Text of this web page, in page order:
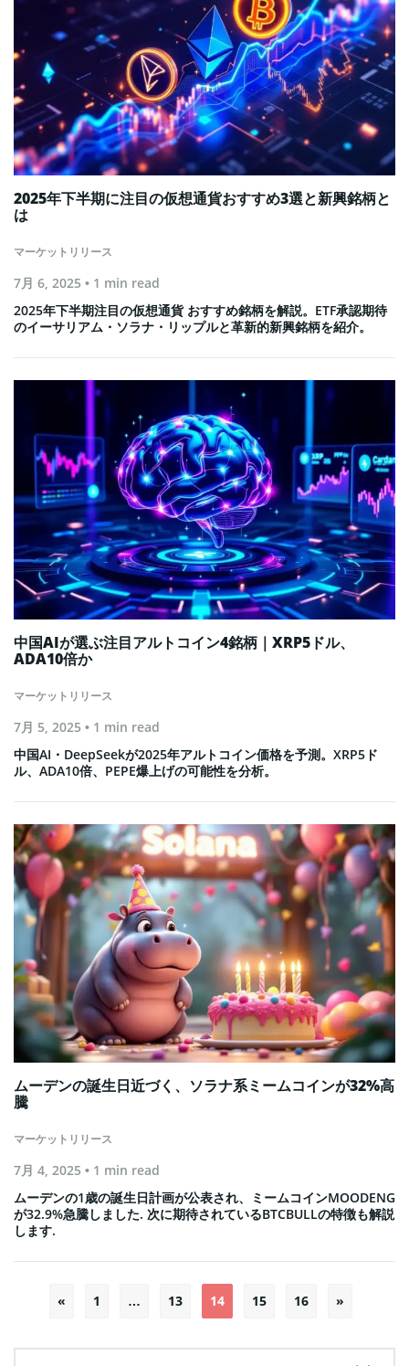
マーケットリリース
2025年下半期に注目の仮想通貨おすすめ3選と新興銘柄と
は
7月 6, 2025 • 1 min read
2025年下半期注目の仮想通貨 おすすめ銘柄を解説。ETF承認期待
のイーサリアム・ソラナ・リップルと革新的新興銘柄を紹介。
マーケットリリース
中国AIが選ぶ注目アルトコイン4銘柄｜XRP5ドル、
ADA10倍か
7月 5, 2025 • 1 min read
中国AI・DeepSeekが2025年アルトコイン価格を予測。XRP5ド
ル、ADA10倍、PEPE爆上げの可能性を分析。
マーケットリリース
ムーデンの誕生日近づく、ソラナ系ミームコインが32%高
騰
7月 4, 2025 • 1 min read
ムーデンの1歳の誕生日計画が公表され、ミームコインMOODENG
が32.9%急騰しました. 次に期待されているBTCBULLの特徴も解説
します.
ペ
« 1 … 13 14 15 16 »